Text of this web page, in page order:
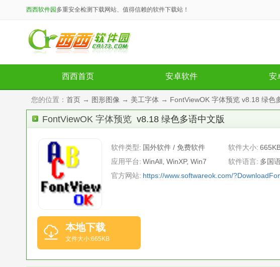
西西软件园 多重安全检测下载网站、值得信赖的软件下载站！
西西首页 安卓软件 安
您的位置： 首页 → 图形图像 → 美工字体 → FontViewOK 字体预览 v8.18 绿色
FontViewOK 字体预览 v8.18 绿色多语中文版
软件类型: 国外软件 / 免费软件 软件大小:
应用平台: WinAll, WinXP, Win7 软件语言: 多国
官方网站: https://www.softwareok.com/
本地下载
文件大小:665KB